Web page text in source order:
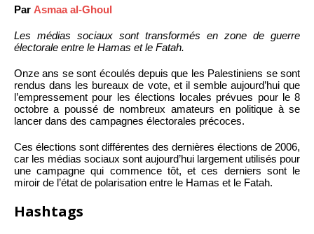
Par Asmaa al-Ghoul
Les médias sociaux sont transformés en zone de guerre
électorale entre le Hamas et le Fatah.
Onze ans se sont écoulés depuis que les Palestiniens se sont
rendus dans les bureaux de vote, et il semble aujourd’hui que
l’empressement pour les élections locales prévues pour le 8
octobre a poussé de nombreux amateurs en politique à se
lancer dans des campagnes électorales précoces.
Ces élections sont différentes des dernières élections de 2006,
car les médias sociaux sont aujourd’hui largement utilisés pour
une campagne qui commence tôt, et ces derniers sont le
miroir de l’état de polarisation entre le Hamas et le Fatah.
Hashtags